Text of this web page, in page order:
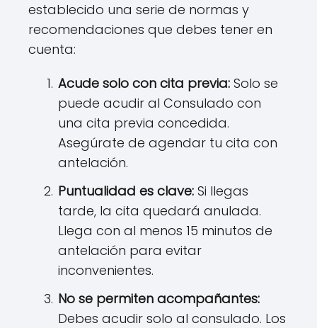
establecido una serie de normas y
recomendaciones que debes tener en
cuenta:
Acude solo con cita previa: Solo se
puede acudir al Consulado con
una cita previa concedida.
Asegúrate de agendar tu cita con
antelación.
Puntualidad es clave: Si llegas
tarde, la cita quedará anulada.
Llega con al menos 15 minutos de
antelación para evitar
inconvenientes.
No se permiten acompañantes:
Debes acudir solo al consulado. Los